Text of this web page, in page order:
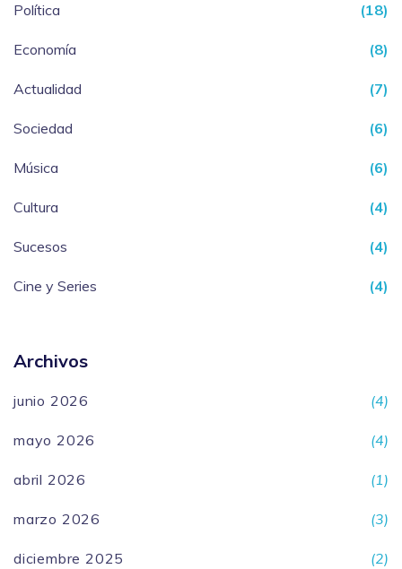
Política (18)
Economía (8)
Actualidad (7)
Sociedad (6)
Música (6)
Cultura (4)
Sucesos (4)
Cine y Series (4)
Archivos
junio 2026 (4)
mayo 2026 (4)
abril 2026 (1)
marzo 2026 (3)
diciembre 2025 (2)